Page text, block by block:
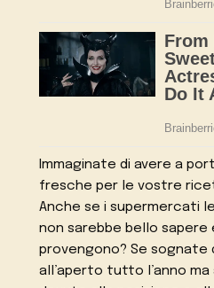
Immaginate di avere a
fresche per le vostre
Anche se i supermercati
non sarebbe bello
provengono? Se
all’aperto tutto l’anno